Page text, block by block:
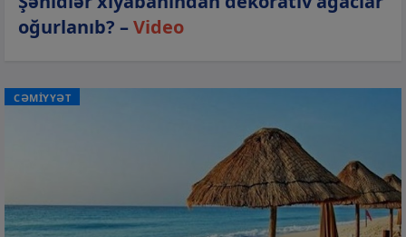
oğurlanıb? –Video
CƏMİYYƏT